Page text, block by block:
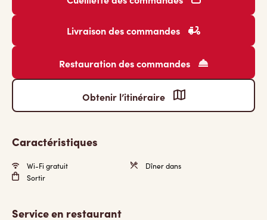
Livraison des commandes
Restauration des commandes
Obtenir l’itinéraire
Caractéristiques
Wi-Fi gratuit
Dîner dans
Sortir
Service en restaurant